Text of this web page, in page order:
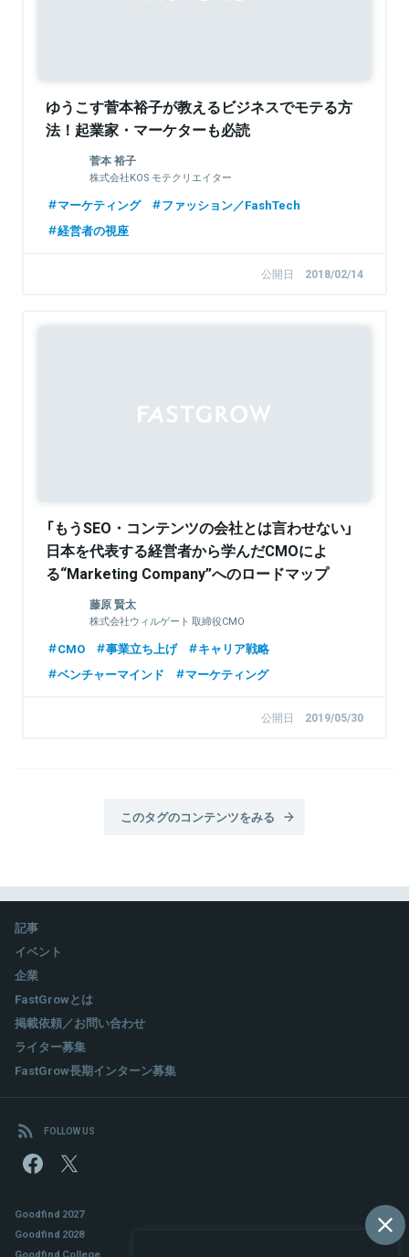
ゆうこす菅本裕子が教えるビジネスでモテる方
法！起業家・マーケターも必読
菅本 裕子
株式会社KOS モテクリエイター
マーケティング
ファッション／FashTech
経営者の視座
公開日 2018/02/14
「もうSEO・コンテンツの会社とは言わせない」
日本を代表する経営者から学んだCMOによ
る“Marketing Company”へのロードマップ
藤原 賢太
株式会社ウィルゲート 取締役CMO
CMO 事業立ち上げ
キャリア戦略
ベンチャーマインド
マーケティング
公開日 2019/05/30
このタグのコンテンツをみる
記事
イベント
企業
FastGrowとは
掲載依頼／お問い合わせ
ライター募集
FastGrow長期インターン募集
FOLLOW US
Goodfind 2027
Goodfind 2028
Goodfind College